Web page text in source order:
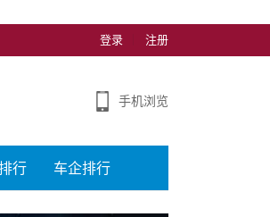
登录 注册
手机浏览
行 车企排行